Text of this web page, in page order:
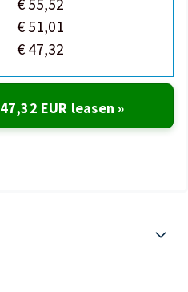
€ 51,01
€ 47,32
47,32 EUR leasen »